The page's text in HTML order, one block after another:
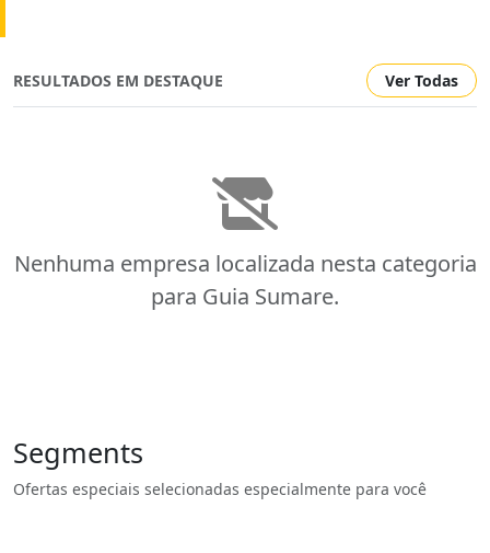
RESULTADOS EM DESTAQUE Ver Todas
Nenhuma empresa localizada nesta categoria
para Guia Sumare.
Segments
Ofertas especiais selecionadas especialmente para você